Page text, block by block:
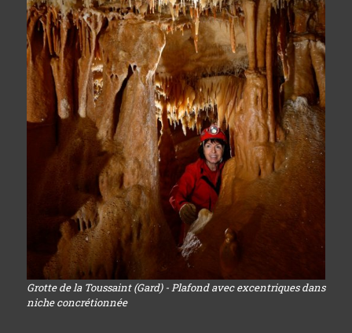
Grotte de la Toussaint (Gard) - Plafond avec excentriques dans
niche concrétionnée